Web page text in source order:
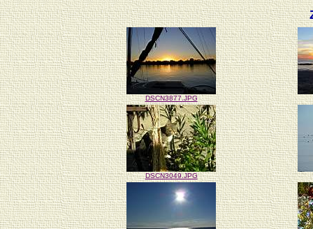
DSCN3877.JPG
DSCN3049.JPG